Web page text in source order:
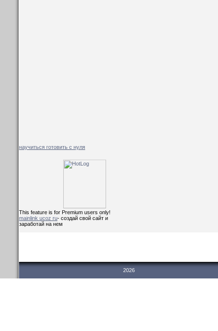
научиться готовить с нуля
This feature is for Premium users only!
mainlink ucoz ru- создай свой сайт и
заработай на нем
2026